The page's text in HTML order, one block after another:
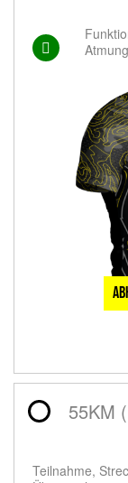
55KM
Teilnahme,